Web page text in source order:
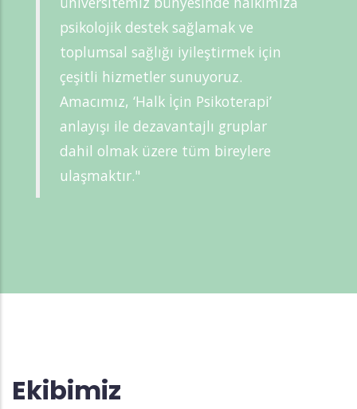
psikolojik destek sağlamak ve
toplumsal sağlığı iyileştirmek için
çeşitli hizmetler sunuyoruz.
Amacımız, ‘Halk İçin Psikoterapi’
anlayışı ile dezavantajlı gruplar
dahil olmak üzere tüm bireylere
ulaşmaktır."
Ekibimiz